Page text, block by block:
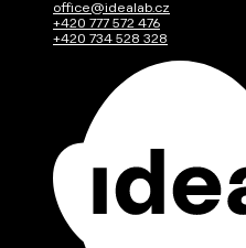
office@idealab.cz
+420 777 572 476
+420 734 528 328